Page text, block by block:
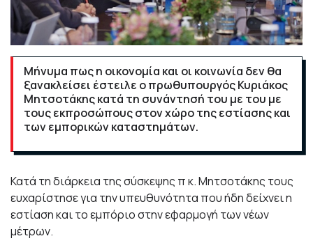
Μήνυμα πως η οικονομία και οι κοινωνία δεν θα
ξανακλείσει έστειλε ο πρωθυπουργός Κυριάκος
Μητσοτάκης κατά τη συνάντησή του με του με
τους εκπροσώπους στον χώρο της εστίασης και
των εμπορικών καταστημάτων.
Κατά τη διάρκεια της σύσκεψης π κ. Μητσοτάκης τους
ευχαρίστησε για την υπευθυνότητα που ήδη δείχνει η
εστίαση και το εμπόριο στην εφαρμογή των νέων
μέτρων.